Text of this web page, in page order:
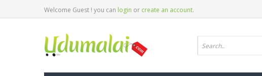
Welcome Guest ! you can login or create an account.